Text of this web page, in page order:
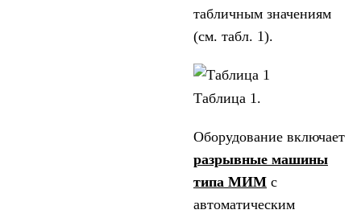
табличным значениям
(см. табл. 1).
Таблица 1.
Оборудование включает
разрывные машины
типа МИМ с
автоматическим